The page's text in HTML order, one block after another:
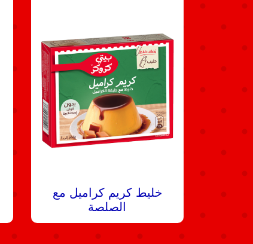
خليط كريم كراميل مع
الصلصة